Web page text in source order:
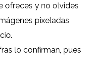
ofreces y no olvides
pixeladas
lo confirman, pues